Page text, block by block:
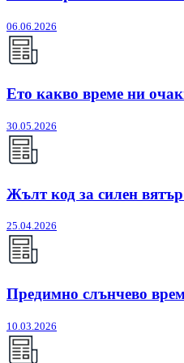
06.06.2026
Ето какво време ни
30.05.2026
Жълт код за силен
25.04.2026
Предимно слънчево
10.03.2026